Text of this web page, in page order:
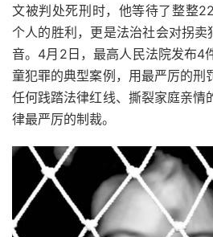
文被判处死刑时，他等待了整整
个人的胜利，更是法治社会对拐卖
音。4月2日，最高人民法院发布4
童犯罪的典型案例，用最严厉的刑
任何践踏法律红线、撕裂家庭亲情
律最严厉的制裁。